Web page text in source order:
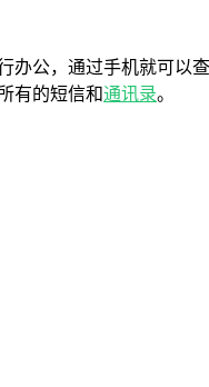
办公，通过手机就可以
有的短信和通讯录。